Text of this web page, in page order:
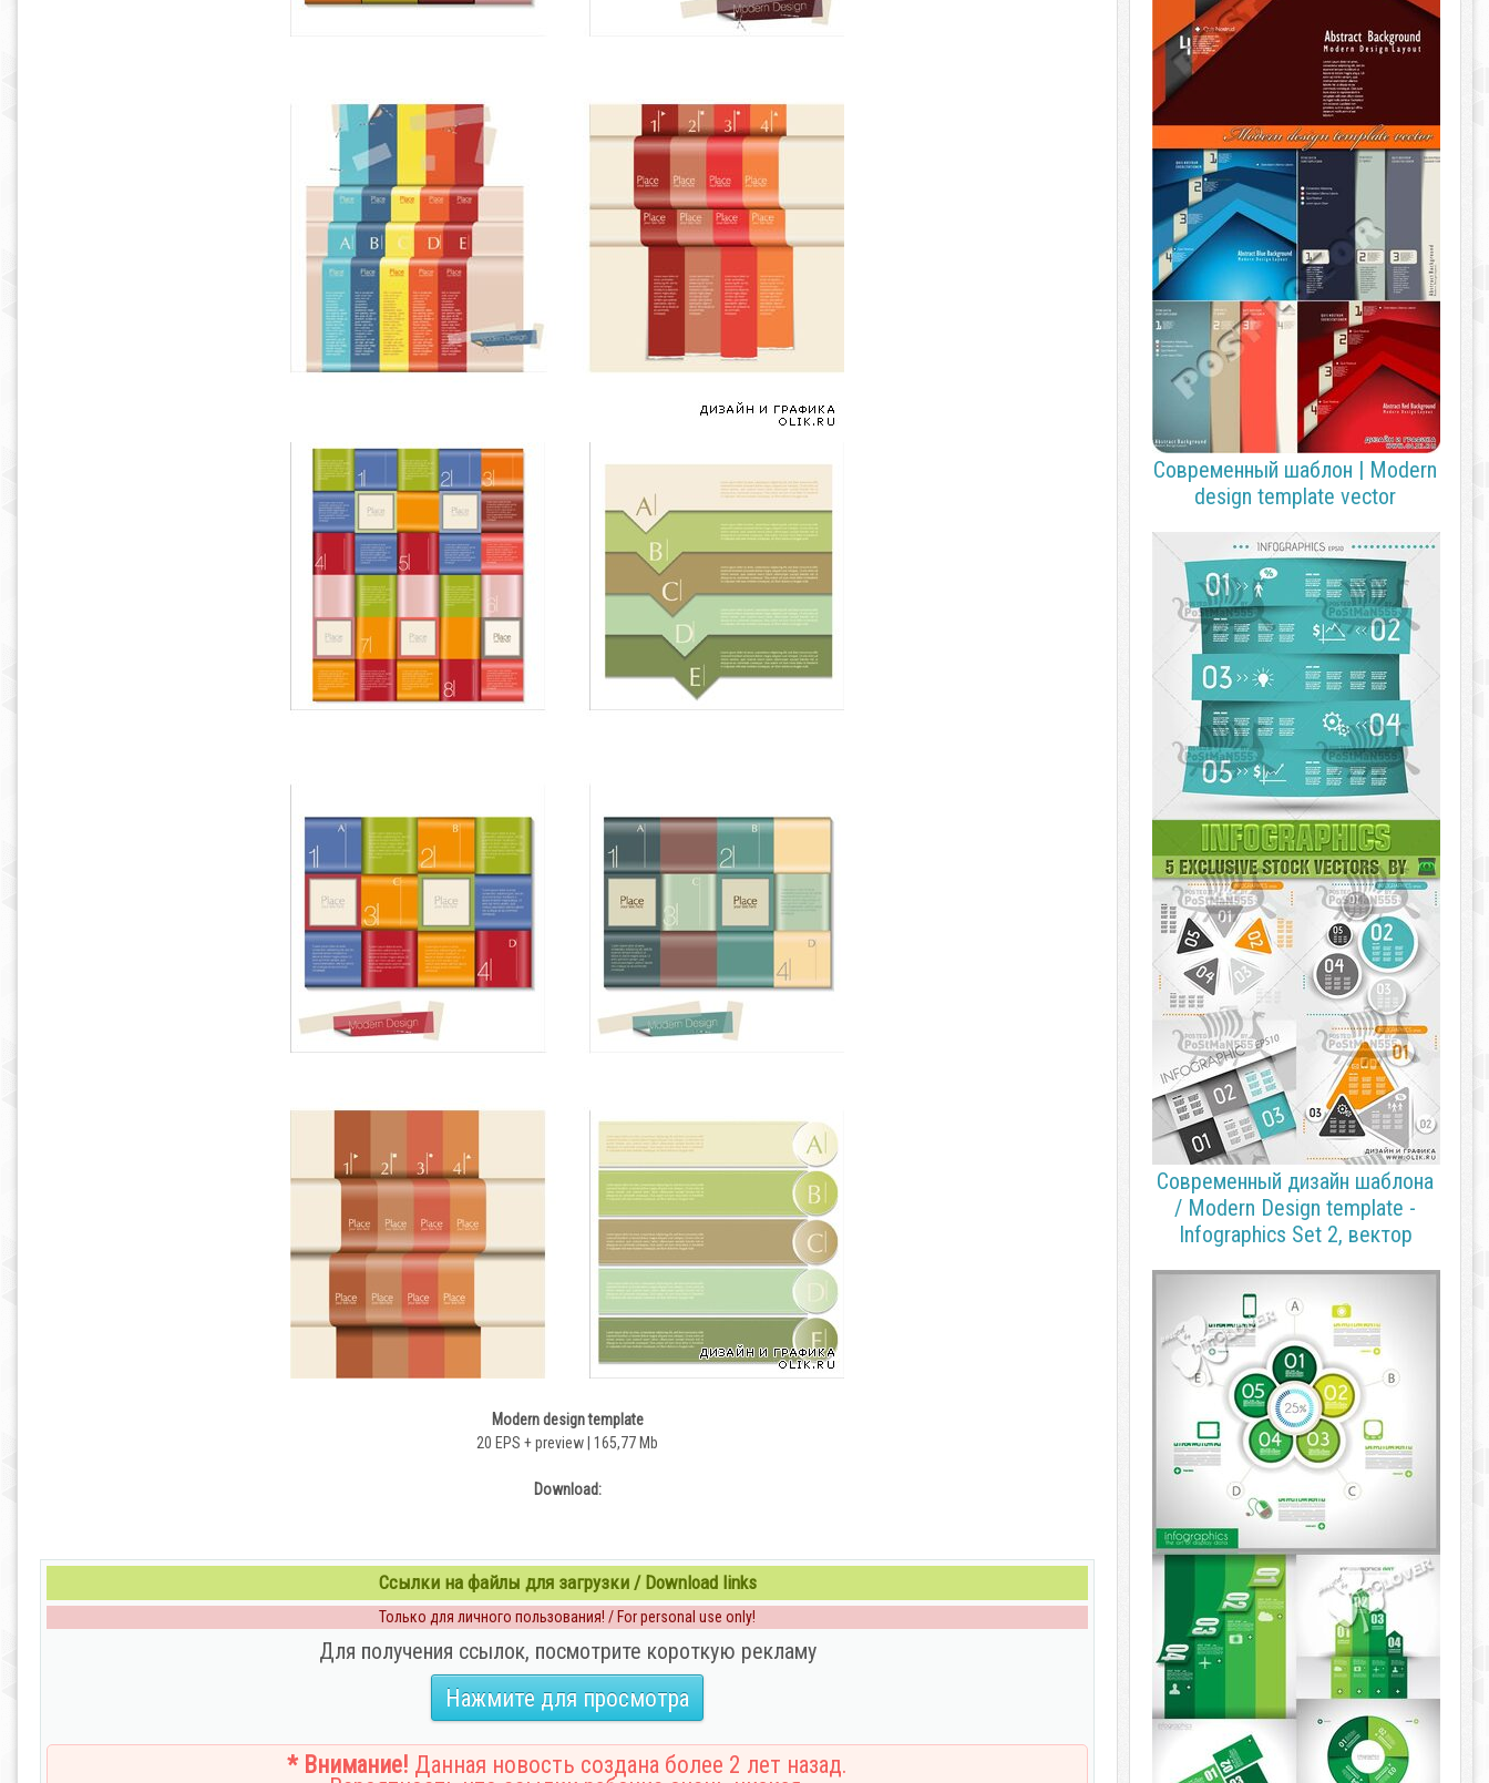
Modern design template
20 EPS + preview | 165,77 Mb
Download:
Ссылки на файлы для загрузки / Download links
Только для личного пользования! / For personal use only!
Для получения ссылок, посмотрите короткую рекламу
Нажмите для просмотра
* Внимание! Данная новость создана более 2 лет назад.
Современный шаблон | Modern
design template vector
Современный дизайн шаблона
/ Modern Design template -
Infographics Set 2, вектор